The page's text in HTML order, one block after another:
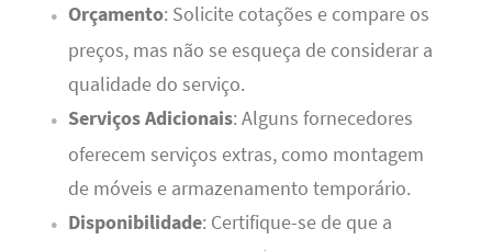
Orçamento: Solicite cotações e compare os
preços, mas não se esqueça de considerar a
qualidade do serviço.
Serviços Adicionais: Alguns fornecedores
oferecem serviços extras, como montagem
de móveis e armazenamento temporário.
Disponibilidade: Certifique-se de que a